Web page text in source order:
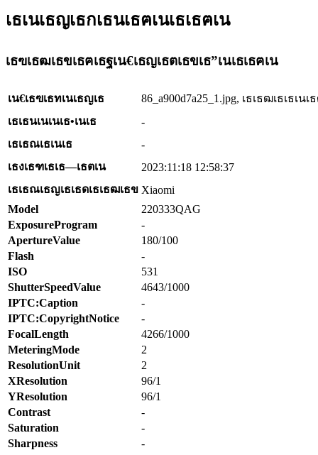
เธเนเธญเธกเธนเธฅเนเธเธฅเน
เธฃเธฒเธขเธฅเธฐเน€เธญเธตเธขเธ”เนเธเธฅเน
เน€เธฃเธทเนเธญเธ
86_a900d7a25_1.jpg, เธเธฒเธเธเนเธ
เธเธนเนเนเธ•เนเธ
-
เธเธณเธเนเธ
-
เธงเธฑเธเธ—เธตเน
2023:11:18 12:58:37
เธเธณเธญเธเธดเธเธฒเธข Xiaomi
Model
220333QAG
ExposureProgram
-
ApertureValue
180/100
Flash
-
ISO
531
ShutterSpeedValue
4643/1000
IPTC:Caption
-
IPTC:CopyrightNotice
-
FocalLength
4266/1000
MeteringMode
2
ResolutionUnit
2
XResolution
96/1
YResolution
96/1
Contrast
-
Saturation
-
Sharpness
-